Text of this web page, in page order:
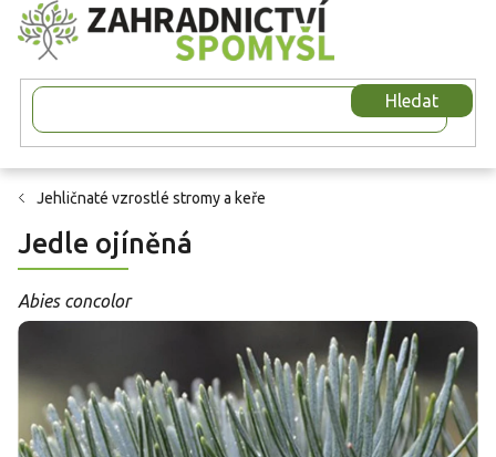
Přejít
na
obsah
Hledat
Jehličnaté vzrostlé stromy a keře
Jedle ojíněná
Abies concolor